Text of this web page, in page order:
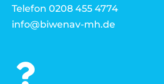
Telefon 0208 455 4774
info@biwenav-mh.de